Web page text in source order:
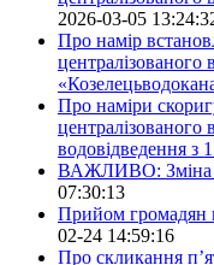
2026-03-05
Про намір
централізованого
Про наміри
централізованого
водовідведення з
ВАЖЛИВО: Зміна
07:30:13
Прийом громадян
02-24 14:59:16
Про скликання